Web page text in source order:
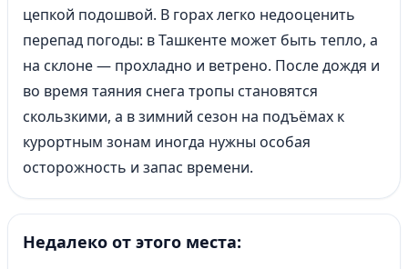
цепкой подошвой. В горах легко недооценить
перепад погоды: в Ташкенте может быть тепло, а
на склоне — прохладно и ветрено. После дождя и
во время таяния снега тропы становятся
скользкими, а в зимний сезон на подъёмах к
курортным зонам иногда нужны особая
осторожность и запас времени.
Недалеко от этого места: